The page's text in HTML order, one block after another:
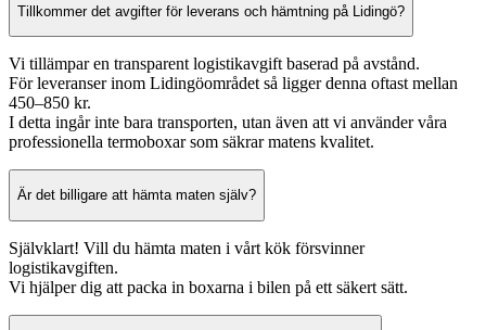
Tillkommer det avgifter för leverans och hämtning på Lidingö?
Vi tillämpar en transparent logistikavgift baserad på avstånd.
För leveranser inom Lidingöområdet så ligger denna oftast mellan
450–850 kr.
I detta ingår inte bara transporten, utan även att vi använder våra
professionella termoboxar som säkrar matens kvalitet.
Är det billigare att hämta maten själv?
Självklart! Vill du hämta maten i vårt kök försvinner
logistikavgiften.
Vi hjälper dig att packa in boxarna i bilen på ett säkert sätt.